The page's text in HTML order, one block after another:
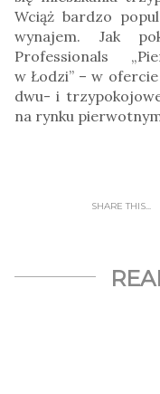
Wciąż bardzo
wynajem. Jak
Professionals
w Łodzi” – w
dwu- i
na rynku
SHARE THIS...